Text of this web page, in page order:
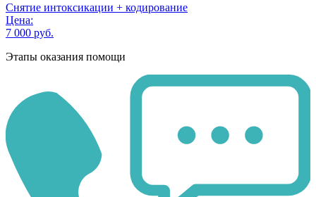
Снятие интоксикации + кодирование
Цена:
7 000 руб.
Этапы оказания помощи